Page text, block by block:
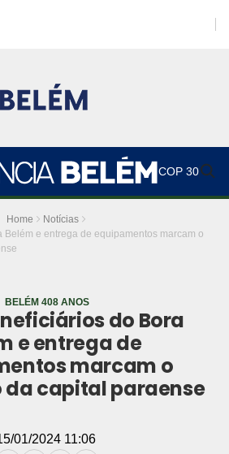
COP 30
Home
Notícias
Belém e entrega de equipamentos marcam o
BELÉM 408 ANOS
do Bora
e entrega de
marcam o
capital paraense
01/2024 11:06